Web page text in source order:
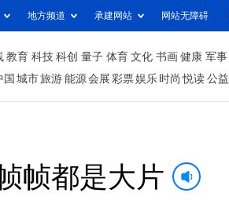
地方频道 承建网站 网站无障碍
教育 科技 科创 量子 体育 文化 书画 健康 军事
国 城市旅游 能源 会展 彩票娱乐 时尚 悦读 公益
帧都是大片